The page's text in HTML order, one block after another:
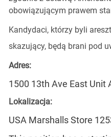
obowiązującym prawem
Kandydaci, którzy byli
skazujący, będą brani pod
Adres:
1500 13th Ave East Unit
Lokalizacja:
USA Marshalls Store